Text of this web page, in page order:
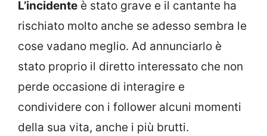
L’incidente è stato grave e il cantante ha
rischiato molto anche se adesso sembra le
cose vadano meglio. Ad annunciarlo è
stato proprio il diretto interessato che non
perde occasione di interagire e
condividere con i follower alcuni momenti
della sua vita, anche i più brutti.